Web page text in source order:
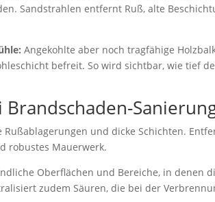
Sandstrahlen entfernt Ruß, alte
Angekohlte aber noch tragfähige
befreit. So wird sichtbar, wie tief
Rußablagerungen und dicke Schichten.
robustes Mauerwerk.
Oberflächen und Bereiche, in denen
zudem Säuren, die bei der